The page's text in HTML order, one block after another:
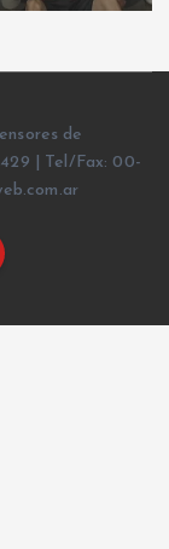
de
| Tel/Fax: 00-